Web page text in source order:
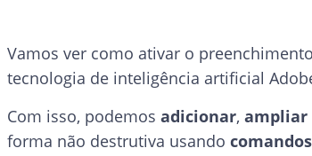
Vamos ver como ativar o
tecnologia de inteligência artificial
Com isso, podemos adicionar, ampliar
forma não destrutiva usando